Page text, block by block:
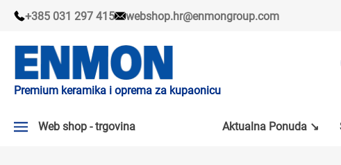
+385 031 297 415 webshop.hr@enmongroup.com
Premium keramika i oprema za kupaonicu
Web shop - trgovina Aktualna Ponuda ↘